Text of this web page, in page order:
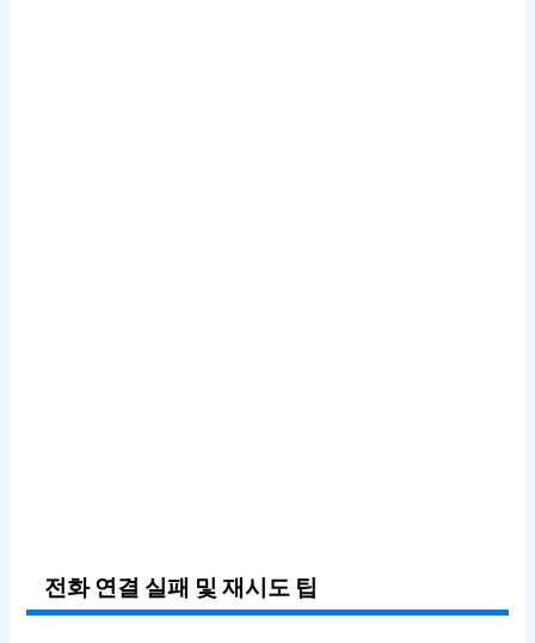
전화 연결 실패 및 재시도 팁